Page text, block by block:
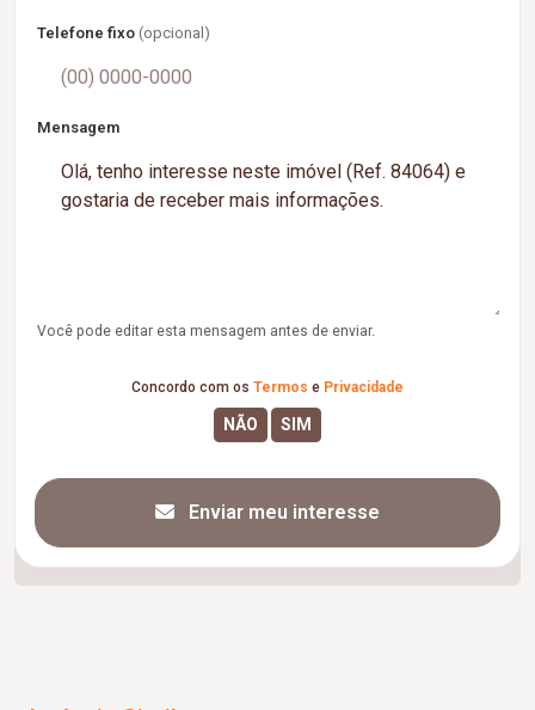
Telefone fixo (opcional)
Mensagem
Você pode editar esta mensagem antes de enviar.
Concordo com os Termos e Privacidade
Enviar meu interesse